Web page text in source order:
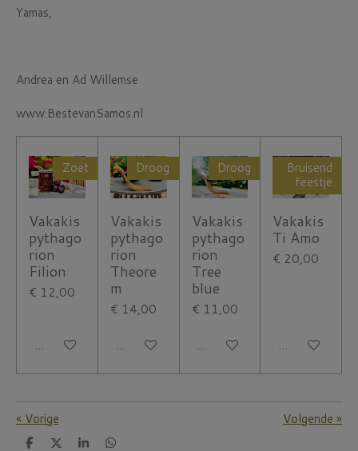
Yamas,
Andrea en Ad Willemse
www.BestevanSamos.nl
Zoet
Vakakis
pythago
rion
Filion
€ 12,00
In winkelwagen
Droog
Vakakis
pythago
rion
Theore
m
€ 14,00
In winkelwagen
Droog
Vakakis
pythago
rion
Tree
blue
€ 11,00
In winkelwagen
Bruisend
feestje
Vakakis
Ti Amo
€ 20,00
In
« Vorige Volgende »
D
D
S
D